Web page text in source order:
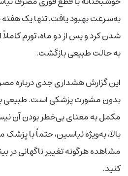
به‌سرعت بهبود یافت. تنها یک هفته
شدن کرد و پس از دو ماه، تورم
به حالت طبیعی بازگشت.
این گزارش هشداری جدی درباره
بدون مشورت پزشکی است. طبیعی
مکمل به معنای بی‌خطر بودن آن
بالا، به‌ویژه نیاسین، حتماً با
مشاهده هرگونه تغییر ناگهانی در
کنید.